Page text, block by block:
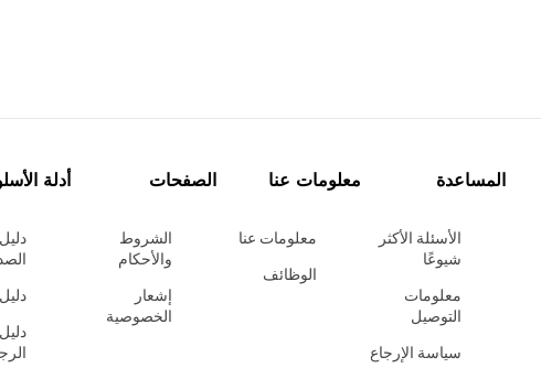
المساعدة
الأسئلة الأكثر
شيوعًا
معلومات
التوصيل
سياسة الإرجاع
معلومات عنا
معلومات عنا
الوظائف
الصفحات
الشروط
والأحكام
إشعار
الخصوصية
أدلة
دليل